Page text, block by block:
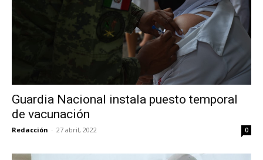
Guardia Nacional instala puesto temporal
de vacunación
Redacción - 27 abril, 2022 0